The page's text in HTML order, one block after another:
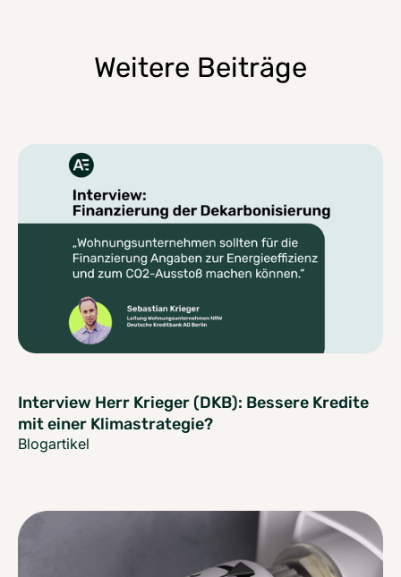
Weitere Beiträge
Interview Herr Krieger (DKB): Bessere Kredite
mit einer Klimastrategie?
Blogartikel